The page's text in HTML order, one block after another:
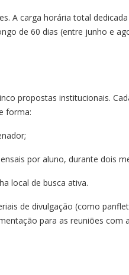
A carga horária total dedicada
de 60 dias (entre junho e
propostas institucionais.
forma:
por aluno, durante dois
local de busca ativa.
de divulgação (como
para as reuniões com